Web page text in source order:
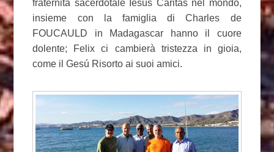
fraternità sacerdotale Iesus Caritas nel mondo,
insieme con la famiglia di Charles de
FOUCAULD in Madagascar hanno il cuore
dolente; Felix ci cambierà tristezza in gioia,
come il Gesú Risorto ai suoi amici.